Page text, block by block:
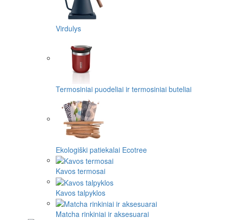
Virdulys
Termosiniai puodeliai ir termosiniai buteliai
Ekologiški patiekalai Ecotree
Kavos termosai
Kavos talpyklos
Matcha rinkiniai ir aksesuarai